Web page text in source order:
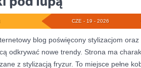
CZE - 19 - 2026
blog poświęcony stylizacjom
odkrywać nowe trendy. Strona ma
z stylizacją fryzur. To miejsce pełne